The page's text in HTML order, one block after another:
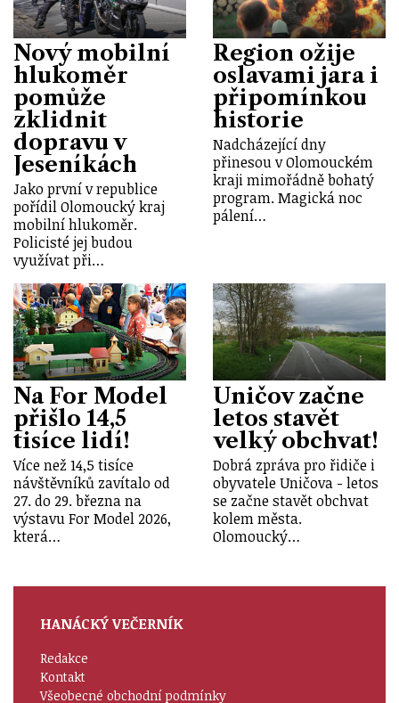
Nový mobilní
hlukoměr
pomůže
zklidnit
dopravu v
Jeseníkách
Jako první v republice
pořídil Olomoucký kraj
mobilní hlukoměr.
Policisté jej budou
využívat při…
Region ožije
oslavami jara i
připomínkou
historie
Nadcházející dny
přinesou v Olomouckém
kraji mimořádně bohatý
program. Magická noc
pálení…
Na For Model
přišlo 14,5
tisíce lidí!
Více než 14,5 tisíce
návštěvníků zavítalo od
27. do 29. března na
výstavu For Model 2026,
která…
Uničov začne
letos stavět
velký obchvat!
Dobrá zpráva pro řidiče i
obyvatele Uničova - letos
se začne stavět obchvat
kolem města.
Olomoucký…
HANÁCKÝ VEČERNÍK
Redakce
Kontakt
Všeobecné obchodní podmínky